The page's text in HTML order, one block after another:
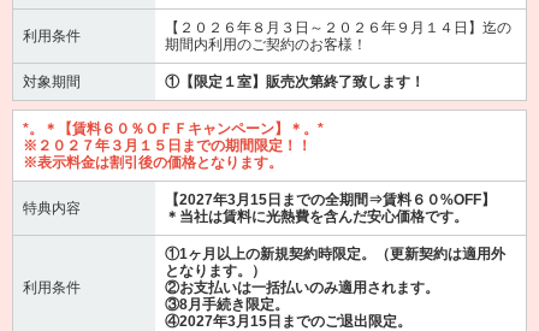
利用条件
【２０２６年８月３日～２０２６年９月１４日】迄の
期間内利用のご契約のお客様！
対象期間 ①【限定１室】販売次第終了致します！
*。＊【賃料６０％ＯＦＦキャンペーン】＊。*
※２０２７年３月１５日までの期間限定！！
※表示料金は割引後の価格となります。
特典内容
【2027年3月15日までの全期間⇒賃料６０%OFF】
＊当社は賃料に光熱費を含んだ安心価格です。
利用条件
①1ヶ月以上の新規契約時限定。（更新契約は適用外
となります。）
②お支払いは一括払いのみ適用されます。
③8月手続き限定。
④2027年3月15日までのご退出限定。